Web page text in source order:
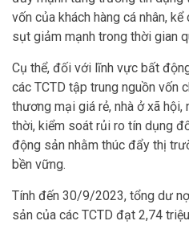
vốn của khách hàng cá nhân,
sụt giảm mạnh trong thời gian
Cụ thể, đối với lĩnh vực bất
các TCTD tập trung nguồn vốn
thương mại giá rẻ, nhà ở xã hội,
thời, kiểm soát rủi ro tín dụng
động sản nhằm thúc đẩy thị
bền vững.
Tính đến 30/9/2023, tổng dư
sản của các TCTD đạt 2,74